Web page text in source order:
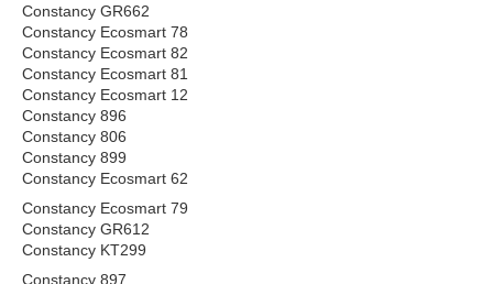
Constancy GR662
Constancy Ecosmart 78
Constancy Ecosmart 82
Constancy Ecosmart 81
Constancy Ecosmart 12
Constancy 896
Constancy 806
Constancy 899
Constancy Ecosmart 62
Constancy Ecosmart 79
Constancy GR612
Constancy KT299
Constancy 897